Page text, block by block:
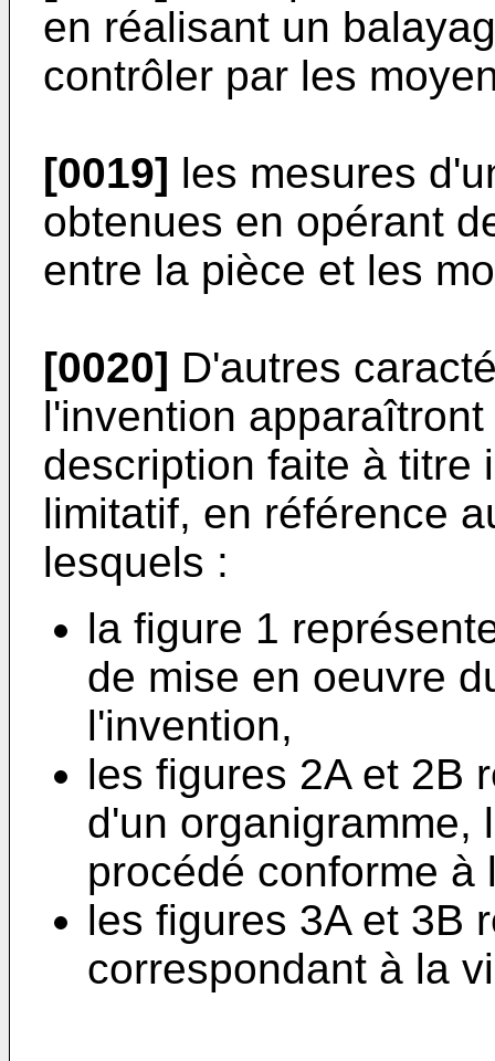
en réalisant un
contrôler par les
[0019] les mesures
obtenues en opérant
entre la pièce et les
[0020] D'autres
l'invention
description faite à titre
limitatif, en référence
lesquels :
la figure 1
de mise en oeuvre
l'invention,
les figures 2A et 2B
d'un organigramme,
procédé conforme à
les figures 3A et 3B
correspondant à la